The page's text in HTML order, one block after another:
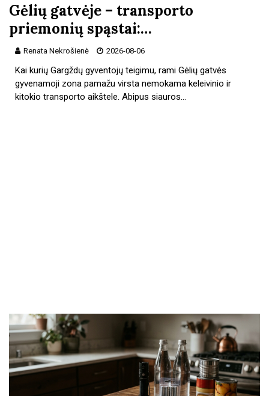
Gėlių gatvėje – transporto
priemonių spąstai:…
Renata Nekrošienė 2026-08-06
Kai kurių Gargždų gyventojų teigimu, rami Gėlių gatvės
gyvenamoji zona pamažu virsta nemokama keleivinio ir
kitokio transporto aikštele. Abipus siauros…